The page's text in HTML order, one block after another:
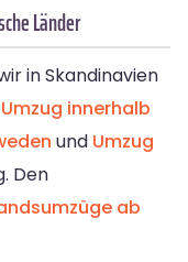
Länder
in Skandinavien
Umzug innerhalb
und Umzug
Den
ab